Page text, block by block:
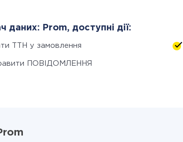
даних: Prom, доступні дії:
ТТН у замовлення
ПОВІДОМЛЕННЯ